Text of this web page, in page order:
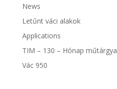
News
Letűnt váci alakok
Applications
TIM – 130 – Hónap műtárgya
Vác 950